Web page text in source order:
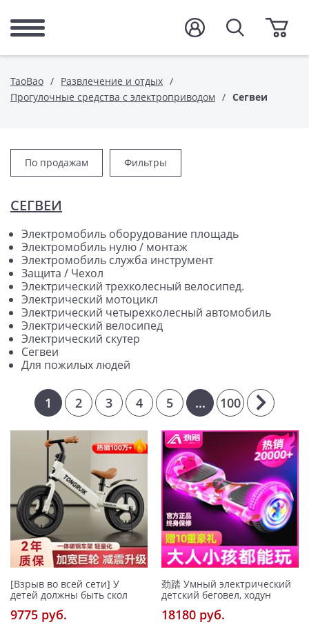
TaoBao
Развлечение и отдых
Прогулочные средства с электроприводом
Сегвеи
По продажам Фильтры
СЕГВЕИ
Электромобиль оборудование площадь
Электромобиль нулю / монтаж
Электромобиль служба инструмент
Защита / Чехол
Электрический трехколесный велосипед.
Электрический мотоцикл
Электрический четырехколесный автомобиль
Электрический велосипед
Электрический скутер
Сегвеи
Для пожилых людей
1 2 3 4 5 ... 100
[Взрыв во всей сети] У
детей должны быть скол
9775 pуб.
劲踏 Умный электрический
детский беговел, ходун
18180 pуб.